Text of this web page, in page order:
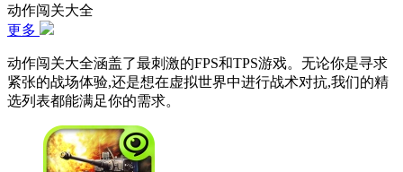
动作闯关大全
更多
动作闯关大全涵盖了最刺激的FPS和TPS游戏。无论你是寻求
紧张的战场体验,还是想在虚拟世界中进行战术对抗,我们的精
选列表都能满足你的需求。